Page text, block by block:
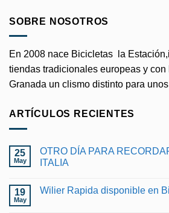
SOBRE NOSOTROS
En 2008 nace Bicicletas la
tiendas tradicionales europeas y con
Granada un clismo distinto para
ARTÍCULOS RECIENTES
25
May
OTRO DÍA PARA
ITALIA
comentarios
19
May
Wilier Rapida disponible en